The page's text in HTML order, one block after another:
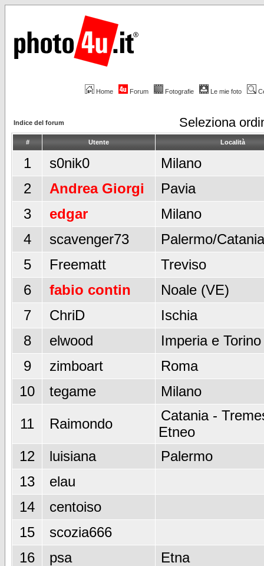
Home Forum Fotografie Le mie foto
Indice del forum Seleziona
# Utente Località
1 s0nik0
Milano
2
Andrea Giorgi
Pavia
3
edgar
Milano
4
scavenger73
Palermo/Catania
5
Freematt
Treviso
6
fabio contin
Noale (VE)
7
ChriD
Ischia
8
elwood
Imperia e Torino
9
zimboart
Roma
10
tegame Milano
11 Raimondo
Catania -
Etneo
12
luisiana
Palermo
13
elau
14
centoiso
15
scozia666
16
psa
Etna